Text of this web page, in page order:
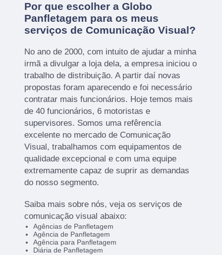
Por que escolher a Globo
Panfletagem para os meus
serviços de Comunicação Visual?
No ano de 2000, com intuito de ajudar a minha
irmã a divulgar a loja dela, a empresa iniciou o
trabalho de distribuição. A partir daí novas
propostas foram aparecendo e foi necessário
contratar mais funcionários. Hoje temos mais
de 40 funcionários, 6 motoristas e
supervisores. Somos uma refêrencia
excelente no mercado de Comunicação
Visual, trabalhamos com equipamentos de
qualidade excepcional e com uma equipe
extremamente capaz de suprir as demandas
do nosso segmento.
Saiba mais sobre nós, veja os serviços de
comunicação visual abaixo:
Agências de Panfletagem
Agência de Panfletagem
Agência para Panfletagem
Diária de Panfletagem